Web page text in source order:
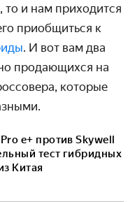
то и нам приходится
приобщиться к
. И вот вам два
продающихся на
которые
e+ против Skywell
тест гибридных
Китая